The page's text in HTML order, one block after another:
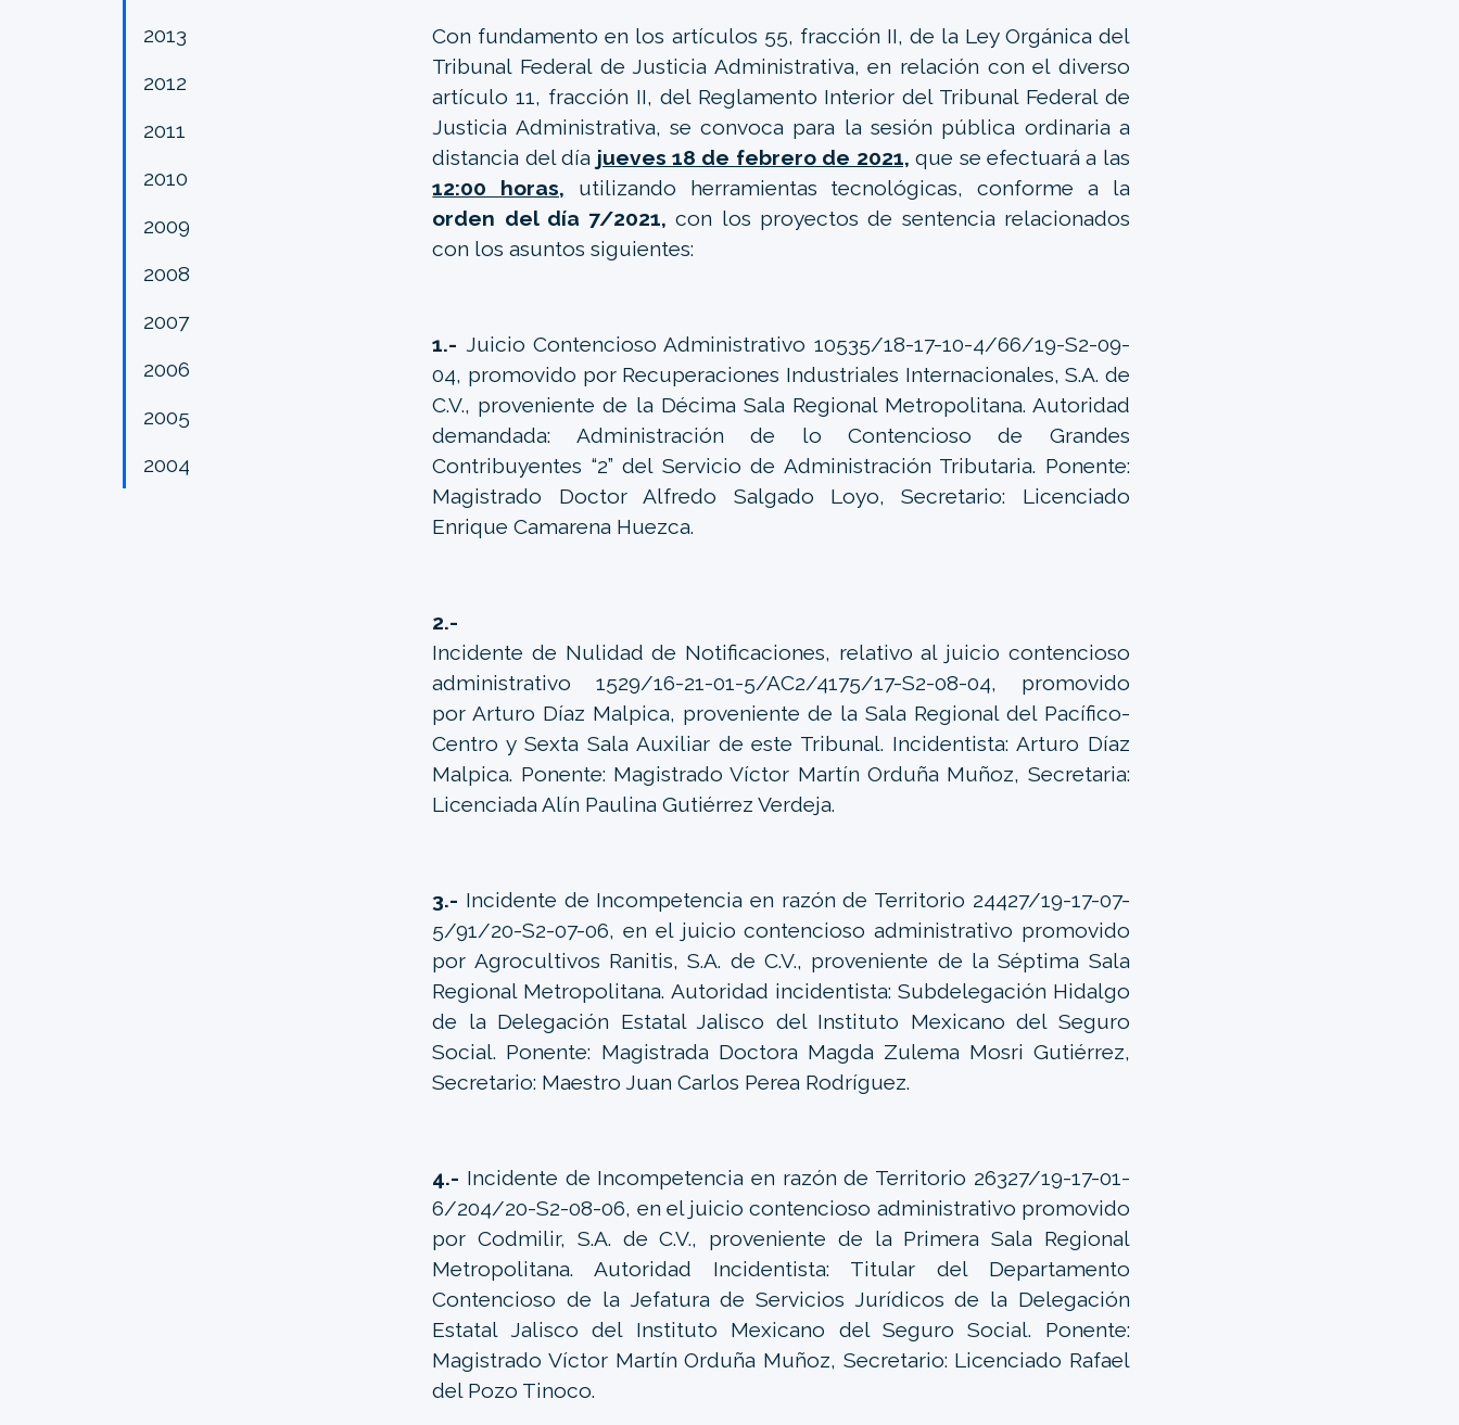
2013
2012
2011
2010
2009
2008
2007
2006
2005
2004
Con fundamento en los artículos 55, fracción II, de la Ley Orgánica del
Tribunal Federal de Justicia Administrativa, en relación con el diverso
artículo 11, fracción II, del Reglamento Interior del Tribunal Federal de
Justicia Administrativa, se convoca para la sesión pública ordinaria a
distancia del día jueves 18 de febrero de 2021, que se efectuará a las
12:00 horas, utilizando herramientas tecnológicas, conforme a la
orden del día 7/2021, con los proyectos de sentencia relacionados
con los asuntos siguientes:
1.- Juicio Contencioso Administrativo 10535/18-17-10-4/66/19-S2-09-
04, promovido por Recuperaciones Industriales Internacionales, S.A. de
C.V., proveniente de la Décima Sala Regional Metropolitana. Autoridad
demandada: Administración de lo Contencioso de Grandes
Contribuyentes “2” del Servicio de Administración Tributaria. Ponente:
Magistrado Doctor Alfredo Salgado Loyo, Secretario: Licenciado
Enrique Camarena Huezca.
2.-
Incidente de Nulidad de Notificaciones, relativo al juicio contencioso
administrativo 1529/16-21-01-5/AC2/4175/17-S2-08-04, promovido
por Arturo Díaz Malpica, proveniente de la Sala Regional del Pacífico-
Centro y Sexta Sala Auxiliar de este Tribunal. Incidentista: Arturo Díaz
Malpica. Ponente: Magistrado Víctor Martín Orduña Muñoz, Secretaria:
Licenciada Alín Paulina Gutiérrez Verdeja.
3.- Incidente de Incompetencia en razón de Territorio 24427/19-17-07-
5/91/20-S2-07-06, en el juicio contencioso administrativo promovido
por Agrocultivos Ranitis, S.A. de C.V., proveniente de la Séptima Sala
Regional Metropolitana. Autoridad incidentista: Subdelegación Hidalgo
de la Delegación Estatal Jalisco del Instituto Mexicano del Seguro
Social. Ponente: Magistrada Doctora Magda Zulema Mosri Gutiérrez,
Secretario: Maestro Juan Carlos Perea Rodríguez.
4.- Incidente de Incompetencia en razón de Territorio 26327/19-17-01-
6/204/20-S2-08-06, en el juicio contencioso administrativo promovido
por Codmilir, S.A. de C.V., proveniente de la Primera Sala Regional
Metropolitana. Autoridad Incidentista: Titular del Departamento
Contencioso de la Jefatura de Servicios Jurídicos de la Delegación
Estatal Jalisco del Instituto Mexicano del Seguro Social. Ponente:
Magistrado Víctor Martín Orduña Muñoz, Secretario: Licenciado Rafael
del Pozo Tinoco.